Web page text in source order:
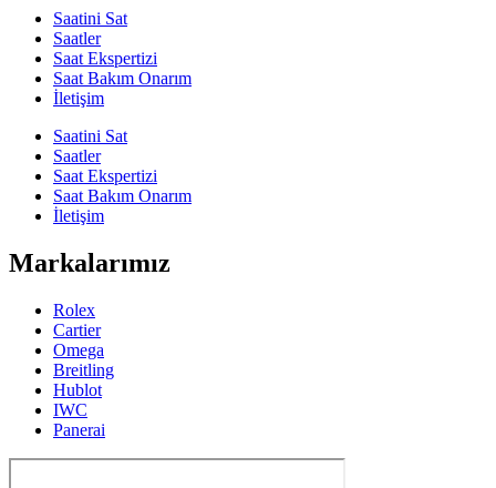
Saatini Sat
Saatler
Saat Ekspertizi
Saat Bakım Onarım
İletişim
Saatini Sat
Saatler
Saat Ekspertizi
Saat Bakım Onarım
İletişim
Markalarımız
Rolex
Cartier
Omega
Breitling
Hublot
IWC
Panerai